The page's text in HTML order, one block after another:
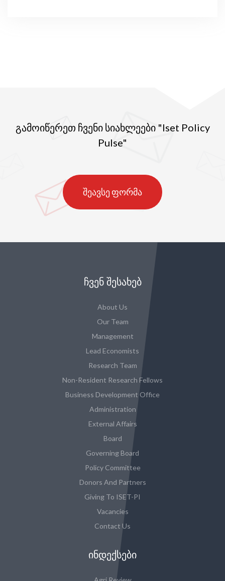
გამოიწერეთ ჩვენი სიახლეები "Iset Policy
Pulse"
შეავსე ფორმა
ᲩᲕᲔᲜ ᲨᲔᲡᲐᲮᲔᲑ
About Us
Our Team
Management
Lead Economists
Research Team
Non-Resident Research Fellows
Business Development Office
Administration
External Affairs
Board
Governing Board
Policy Committee
Donors And Partners
Giving To ISET-PI
Vacancies
Contact Us
ᲘᲜᲓᲔᲥᲡᲔᲑᲘ